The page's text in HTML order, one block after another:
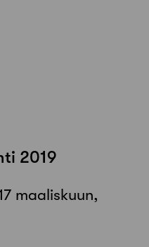
2019
maaliskuun,